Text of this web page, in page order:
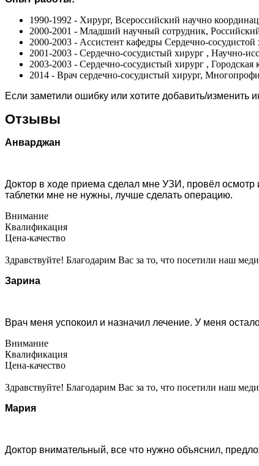
1990-1992 - Хирург, Всероссийский научно
2000-2001 - Младший научный сотрудник,
2000-2003 - Ассистент кафедры Сердечно-
2001-2003 - Сердечно-сосудистый хирург , Научно-
2003-2003 - Сердечно-сосудистый хирург ,
2014 - Врач сердечно-сосудистый хирург,
Если заметили ошибку или хотите добавить/
Отзывы
Анварджан
Доктор в ходе приема сделал мне УЗИ, провёл
таблетки мне не нужны, лучше сделать операцию.
Внимание
Квалификация
Цена-качество
Здравствуйте! Благодарим Вас за то, что посетили наш
Зарина
Врач меня успокоил и назначил лечение. У меня
Внимание
Квалификация
Цена-качество
Здравствуйте! Благодарим Вас за то, что посетили наш
Мария
Доктор внимательный, все что нужно объяснил,